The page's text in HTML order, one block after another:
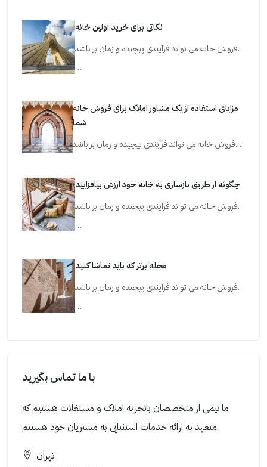
نکاتی برای خرید اولین خانه
فروش خانه می تواند فرآیندی پیچیده و زمان بر باشد.
…
مزایای استفاده از یک مشاور املاک برای فروش خانه
شما
فروش خانه می تواند فرآیندی پیچیده و زمان بر باشد.…
چگونه از طریق بازسازی به خانه خود ارزش بیافزایید
فروش خانه می تواند فرآیندی پیچیده و زمان بر باشد.
…
محله برتر که باید تماشا کنید
فروش خانه می تواند فرآیندی پیچیده و زمان بر باشد.
…
با ما تماس بگیرید
ما تیمی از متخصصان باتجربه املاک و مستغلات هستیم که
متعهد به ارائه خدمات استثنایی به مشتریان خود هستیم.
تهران